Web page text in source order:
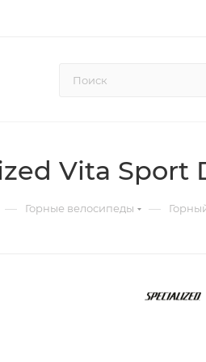
Vita Sport
— Горные велосипеды —